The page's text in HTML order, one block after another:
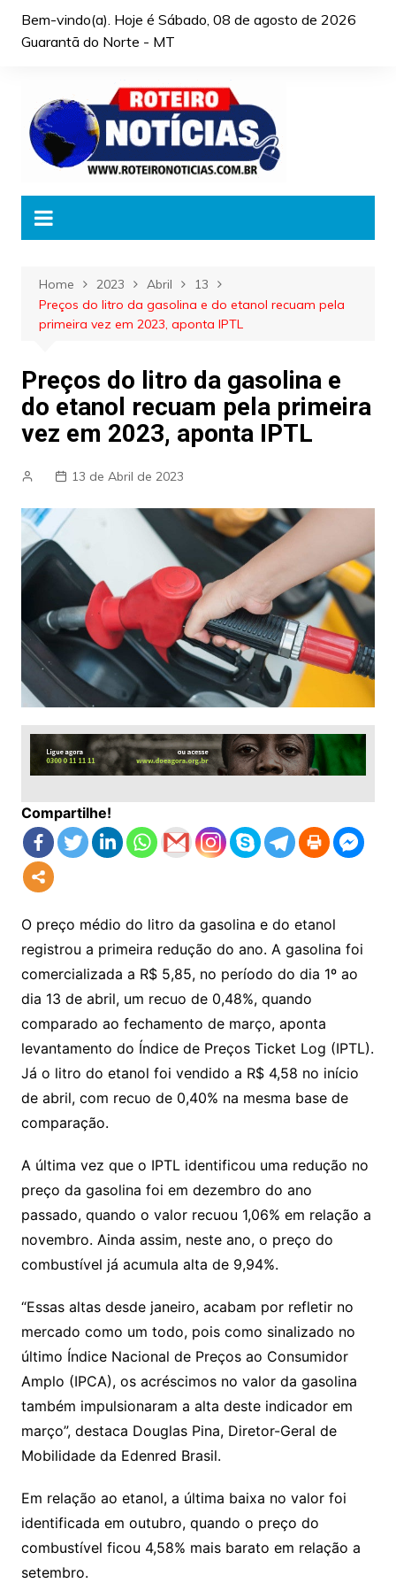
Bem-vindo(a). Hoje é Sábado, 08 de agosto de 2026
Guarantã do Norte - MT
Home 2023 Abril
13
Preços do litro da gasolina e do etanol recuam pela
primeira vez em 2023, aponta IPTL
Preços do litro da gasolina e
do etanol recuam pela primeira
vez em 2023, aponta IPTL
13 de Abril de 2023
Compartilhe!
O preço médio do litro da gasolina e do etanol
registrou a primeira redução do ano. A gasolina foi
comercializada a R$ 5,85, no período do dia 1º ao
dia 13 de abril, um recuo de 0,48%, quando
comparado ao fechamento de março, aponta
levantamento do Índice de Preços Ticket Log (IPTL).
Já o litro do etanol foi vendido a R$ 4,58 no início
de abril, com recuo de 0,40% na mesma base de
comparação.
A última vez que o IPTL identificou uma redução no
preço da gasolina foi em dezembro do ano
passado, quando o valor recuou 1,06% em relação a
novembro. Ainda assim, neste ano, o preço do
combustível já acumula alta de 9,94%.
“Essas altas desde janeiro, acabam por refletir no
mercado como um todo, pois como sinalizado no
último Índice Nacional de Preços ao Consumidor
Amplo (IPCA), os acréscimos no valor da gasolina
também impulsionaram a alta deste indicador em
março”, destaca Douglas Pina, Diretor-Geral de
Mobilidade da Edenred Brasil.
Em relação ao etanol, a última baixa no valor foi
identificada em outubro, quando o preço do
combustível ficou 4,58% mais barato em relação a
setembro.